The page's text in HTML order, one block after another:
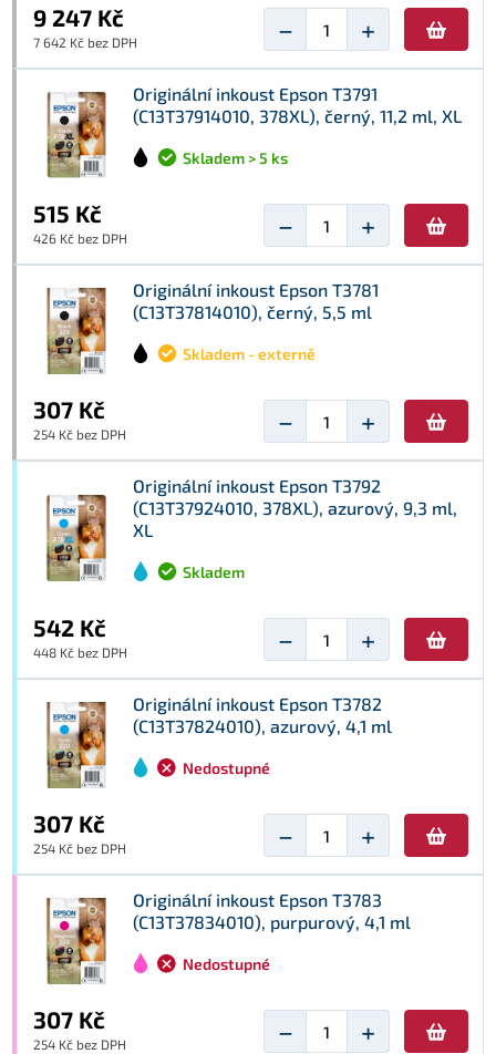
9 247 Kč
7 642 Kč bez DPH − +
Originální inkoust Epson T3791
(C13T37914010, 378XL), černý, 11,2 ml, XL
Skladem > 5 ks
515 Kč
426 Kč bez DPH − +
Originální inkoust Epson T3781
(C13T37814010), černý, 5,5 ml
Skladem - externě
307 Kč
254 Kč bez DPH − +
Originální inkoust Epson T3792
(C13T37924010, 378XL), azurový, 9,3 ml,
XL
Skladem
542 Kč
448 Kč bez DPH − +
Originální inkoust Epson T3782
(C13T37824010), azurový, 4,1 ml
Nedostupné
307 Kč
254 Kč bez DPH − +
Originální inkoust Epson T3783
(C13T37834010), purpurový, 4,1 ml
Nedostupné
307 Kč
254 Kč bez DPH − +